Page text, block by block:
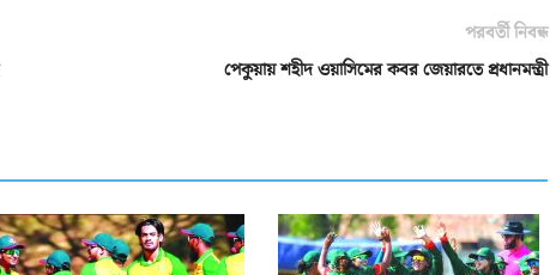
পরবর্তী নিবন্ধ
পেকুয়ায় শহীদ ওয়াসিমের কবর জেয়ারতে প্রধানমন্ত্রী